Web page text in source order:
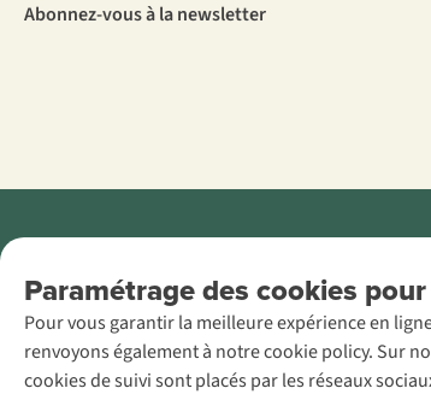
Paramétrage des cookies
Pour vous garantir la meilleure expérience en
renvoyons également à notre cookie policy. Sur
cookies de suivi sont placés par les réseaux
Abonnez-vous à la newsletter
AS Adventure
France SAS,
Rue du Vieux
Faubourg 14, F-